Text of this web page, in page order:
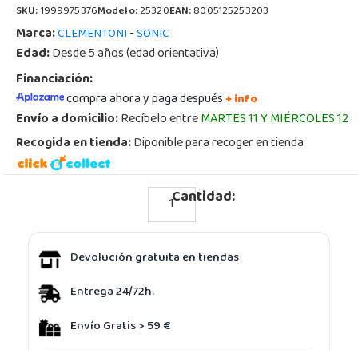
SKU:1999975376Modelo:25320EAN:8005125253203
Marca:CLEMENTONI-SONIC
Edad:Desde 5 años (edad orientativa)
Financiación:
compra ahora y paga después+ info
Envío a domicilio:Recíbelo entreMARTES 11 Y MIÉRCOLES 12
Recogida en tienda:Diponible para recoger en tienda
Cantidad:
Devolución gratuita en tiendas
Entrega 24/72h.
Envío Gratis > 59 €